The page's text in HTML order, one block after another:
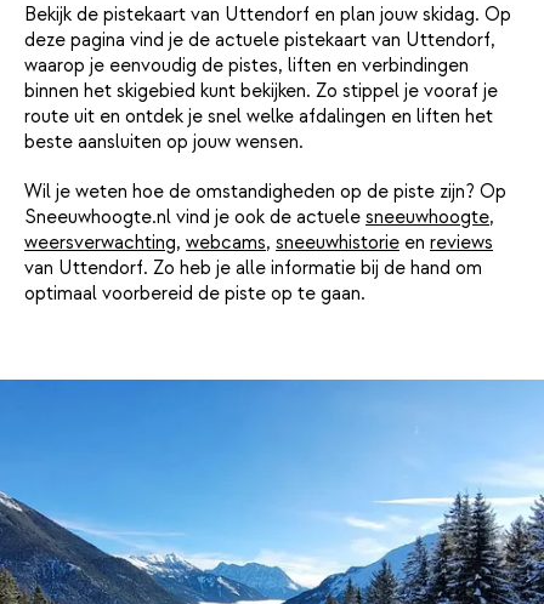
Bekijk de pistekaart van Uttendorf en plan jouw skidag. Op
deze pagina vind je de actuele pistekaart van Uttendorf,
waarop je eenvoudig de pistes, liften en verbindingen
binnen het skigebied kunt bekijken. Zo stippel je vooraf je
route uit en ontdek je snel welke afdalingen en liften het
beste aansluiten op jouw wensen.
Wil je weten hoe de omstandigheden op de piste zijn? Op
Sneeuwhoogte.nl vind je ook de actuele sneeuwhoogte,
weersverwachting, webcams, sneeuwhistorie en reviews
van Uttendorf. Zo heb je alle informatie bij de hand om
optimaal voorbereid de piste op te gaan.